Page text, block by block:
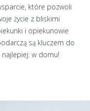
które pozwoli
życie z bliskimi
i opiekunowie
są kluczem do
w domu!